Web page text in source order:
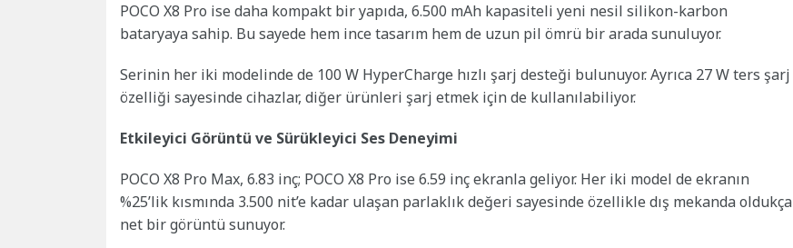
POCO X8 Pro ise daha kompakt bir yapıda, 6.500 mAh kapasiteli yeni nesil silikon-karbon
bataryaya sahip. Bu sayede hem ince tasarım hem de uzun pil ömrü bir arada sunuluyor.
Serinin her iki modelinde de 100 W HyperCharge hızlı şarj desteği bulunuyor. Ayrıca 27 W ters şarj
özelliği sayesinde cihazlar, diğer ürünleri şarj etmek için de kullanılabiliyor.
Etkileyici Görüntü ve Sürükleyici Ses Deneyimi
POCO X8 Pro Max, 6.83 inç; POCO X8 Pro ise 6.59 inç ekranla geliyor. Her iki model de ekranın
%25’lik kısmında 3.500 nit’e kadar ulaşan parlaklık değeri sayesinde özellikle dış mekanda oldukça
net bir görüntü sunuyor.